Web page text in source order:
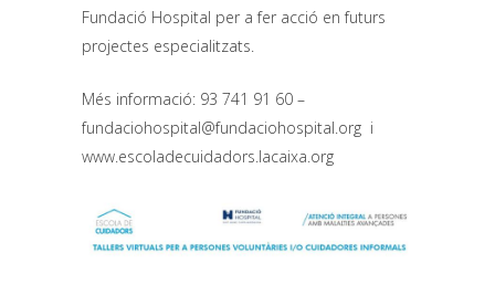
Fundació Hospital per a fer acció en futurs
projectes especialitzats.
Més informació: 93 741 91 60 –
fundaciohospital@fundaciohospital.org i
www.escoladecuidadors.lacaixa.org